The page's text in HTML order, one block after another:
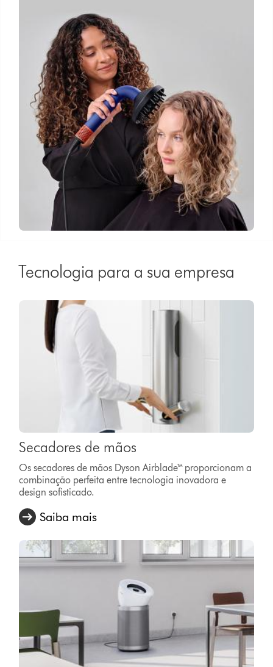
Tecnologia para a sua empresa
Secadores de mãos
Os secadores de mãos Dyson Airblade™ proporcionam a
combinação perfeita entre tecnologia inovadora e
design sofisticado.
Saiba mais